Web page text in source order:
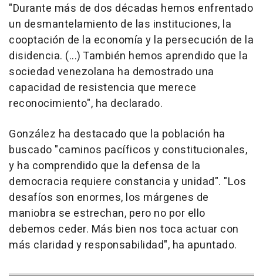
"Durante más de dos décadas hemos enfrentado
un desmantelamiento de las instituciones, la
cooptación de la economía y la persecución de la
disidencia. (...) También hemos aprendido que la
sociedad venezolana ha demostrado una
capacidad de resistencia que merece
reconocimiento", ha declarado.
González ha destacado que la población ha
buscado "caminos pacíficos y constitucionales,
y ha comprendido que la defensa de la
democracia requiere constancia y unidad". "Los
desafíos son enormes, los márgenes de
maniobra se estrechan, pero no por ello
debemos ceder. Más bien nos toca actuar con
más claridad y responsabilidad", ha apuntado.